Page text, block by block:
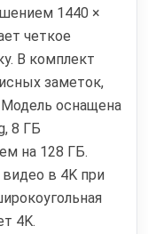
1440 ×
четкое
В комплект
заметок,
Модель оснащена
8 ГБ
на 128 ГБ.
в 4K при
4K.